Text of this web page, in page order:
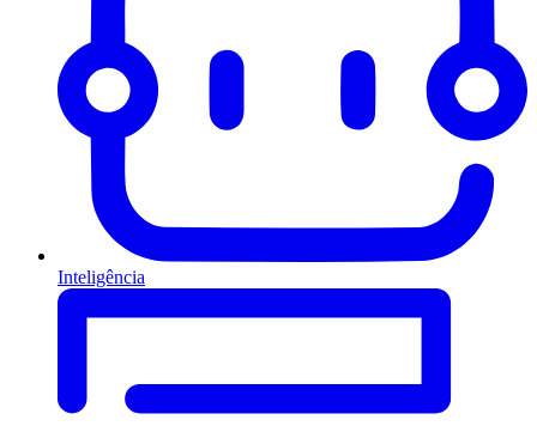
Inteligência